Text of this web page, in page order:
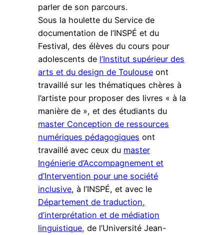
parler de son parcours.
Sous la houlette du Service de
documentation de l’INSPÉ et du
Festival, des élèves du cours pour
adolescents de l’Institut supérieur des
arts et du design de Toulouse ont
travaillé sur les thématiques chères à
l’artiste pour proposer des livres « à la
manière de », et des étudiants du
master Conception de ressources
numériques pédagogiques ont
travaillé avec ceux du master
Ingénierie d’Accompagnement et
d’Intervention pour une société
inclusive, à l’INSPÉ, et avec le
Département de traduction,
d’interprétation et de médiation
linguistique, de l’Université Jean-